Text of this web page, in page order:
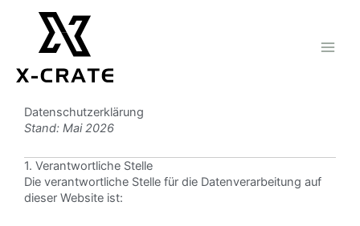
springen
Datenschutzerklärung
Stand: Mai 2026
1. Verantwortliche Stelle
Die verantwortliche Stelle für die Datenverarbeitung auf
dieser Website ist: